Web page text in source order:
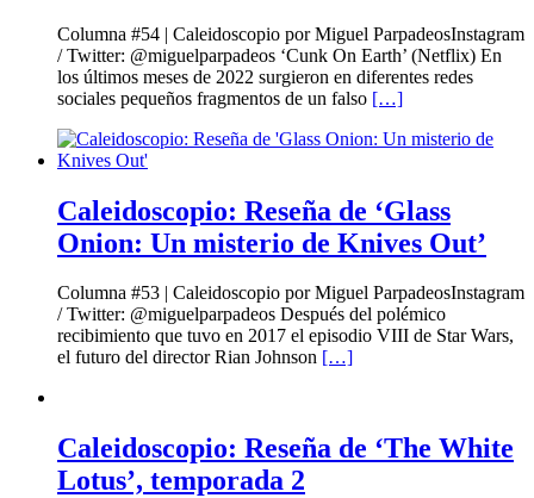
Columna #54 | Caleidoscopio por Miguel ParpadeosInstagram
/ Twitter: @miguelparpadeos ‘Cunk On Earth’ (Netflix) En
los últimos meses de 2022 surgieron en diferentes redes
sociales pequeños fragmentos de un falso […]
Caleidoscopio: Reseña de ‘Glass
Onion: Un misterio de Knives Out’
Columna #53 | Caleidoscopio por Miguel ParpadeosInstagram
/ Twitter: @miguelparpadeos Después del polémico
recibimiento que tuvo en 2017 el episodio VIII de Star Wars,
el futuro del director Rian Johnson […]
Caleidoscopio: Reseña de ‘The White
Lotus’, temporada 2